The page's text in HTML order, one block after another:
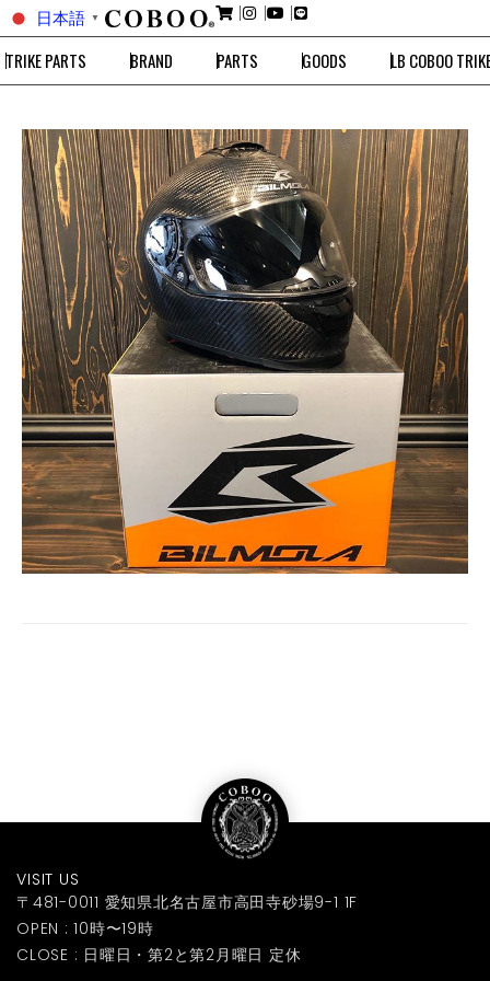
日本語 ▼
TRIKE PARTS BRAND PARTS GOODS LB COBOO
VISIT US
〒481-0011 愛知県北名古屋市高田寺砂場9-1 1F
OPEN : 10時〜19時
CLOSE : 日曜日・第2と第2月曜日 定休